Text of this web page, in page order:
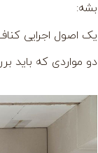
بشه:
یک اصول اجرایی
دو مواردی که باید